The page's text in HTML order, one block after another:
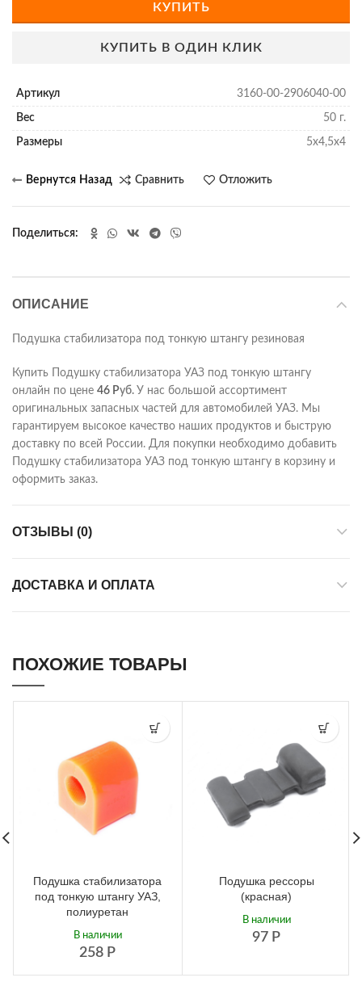
КУПИТЬ
КУПИТЬ В ОДИН КЛИК
Артикул 3160-00-2906040-00
Вес 50 г.
Размеры 5х4,5х4
Сравнить Отложить
Поделиться
ОПИСАНИЕ
Подушка стабилизатора под тонкую штангу резиновая
Купить Подушку стабилизатора УАЗ под тонкую штангу
онлайн по цене 46 Руб. У нас большой ассортимент
оригинальных запасных частей для автомобилей УАЗ. Мы
гарантируем высокое качество наших продуктов и быструю
доставку по всей России. Для покупки необходимо добавить
Подушку стабилизатора УАЗ под тонкую штангу в корзину и
оформить заказ.
ОТЗЫВЫ (0)
ДОСТАВКА И ОПЛАТА
ПОХОЖИЕ ТОВАРЫ
Подушка стабилизатора
под тонкую штангу УАЗ,
полиуретан
258 Р
В наличии
Подушка рессоры
(красная)
97 Р
В наличии